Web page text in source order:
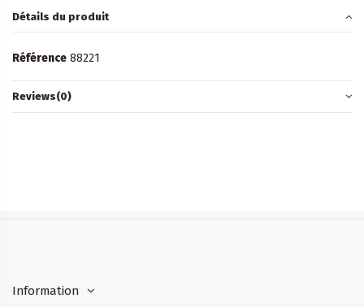
Détails du produit
Référence 88221
Reviews(0)
Information